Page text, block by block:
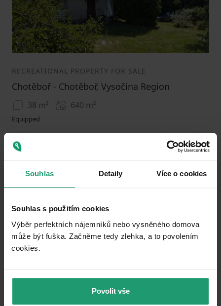
Souhlas Detaily Více o cookies
Souhlas s použitím cookies
Výběr perfektních nájemníků nebo vysněného domova
může být fuška. Začněme tedy zlehka, a to povolením
cookies.​
Povolit vše
12 3
RECREATIONAL PROPERTY FOR SALE
Chotěboř - Chotěboř, Vysočina Region
38 m² 640 m²
Equipped
1950000(51315.78947368421 / m²)
1
Add to favorites
DON’T MISS OUT
RECREATIONAL PROPERTY FOR SALE